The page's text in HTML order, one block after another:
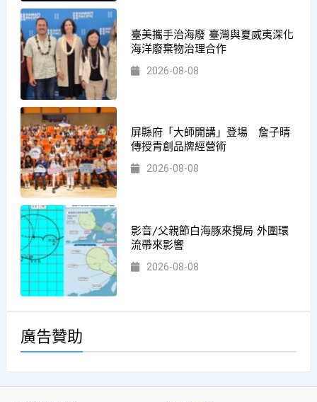
臺美攜手治海廢 臺灣與夏威夷深化
海洋廢棄物治理合作
2026-08-08
屏縣府「大師開講」登場 詹子晴
傳授青創品牌經營術
2026-08-08
影音/父親節白海豚來攪局 外圍環
流帶來影響
2026-08-08
廣告贊助